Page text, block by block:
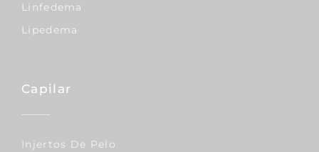
Linfedema
Lipedema
Capilar
Injertos De Pelo